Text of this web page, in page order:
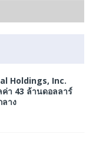
Holdings, Inc.
า 43 ล้านดอลลาร์
าง